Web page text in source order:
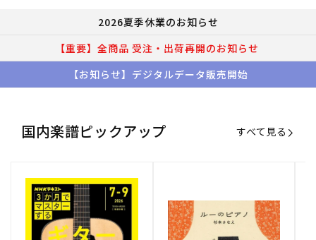
2026夏季休業のお知らせ
【重要】全商品 受注・出荷再開のお知らせ
【お知らせ】デジタルデータ販売開始
国内楽譜ピックアップ すべて見る